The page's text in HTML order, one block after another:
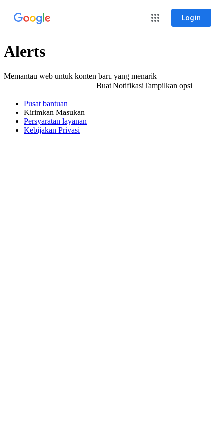
Login
Alerts
Memantau web untuk konten baru yang menarik
Buat NotifikasiTampilkan opsi
Pusat bantuan
Kirimkan Masukan
Persyaratan layanan
Kebijakan Privasi